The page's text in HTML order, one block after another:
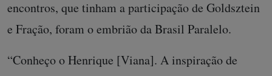
encontros, que tinham a participação de Goldsztein
e Fração, foram o embrião da Brasil Paralelo.
“Conheço o Henrique [Viana]. A inspiração de